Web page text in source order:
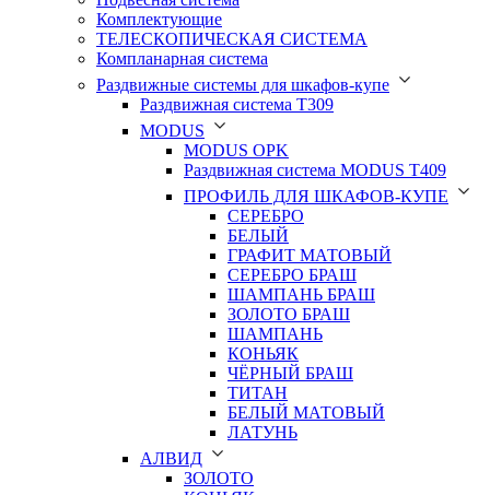
Комплектующие
ТЕЛЕСКОПИЧЕСКАЯ СИСТЕМА
Компланарная система
Раздвижные системы для шкафов-купе
Раздвижная система Т309
MODUS
MODUS OPK
Раздвижная система MODUS T409
ПРОФИЛЬ ДЛЯ ШКАФОВ-КУПЕ
СЕРЕБРО
БЕЛЫЙ
ГРАФИТ МАТОВЫЙ
СЕРЕБРО БРАШ
ШАМПАНЬ БРАШ
ЗОЛОТО БРАШ
ШАМПАНЬ
КОНЬЯК
ЧЁРНЫЙ БРАШ
ТИТАН
БЕЛЫЙ МАТОВЫЙ
ЛАТУНЬ
АЛВИД
ЗОЛОТО